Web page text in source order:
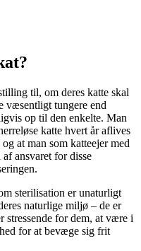
til, om deres katte skal
væsentligt tungere end
op til den enkelte. Man
katte hvert år aflives
og at man som katteejer med
ansvaret for disse
sterilisation er unaturligt
naturlige miljø – de er
stressende for dem, at være i
for at bevæge sig frit